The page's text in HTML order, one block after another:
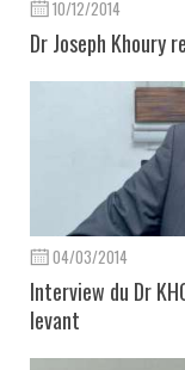
10/12/2014
Dr Joseph Khoury
04/03/2014
Interview du Dr
levant